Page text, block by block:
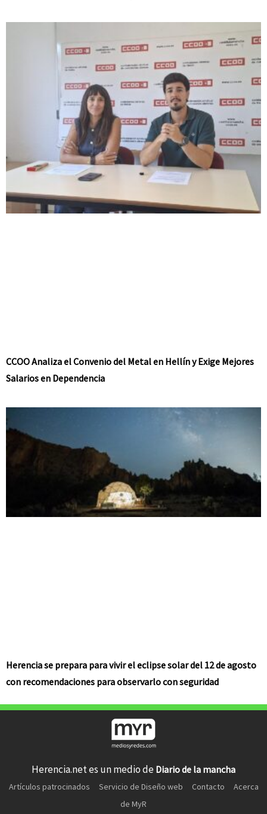
CCOO Analiza el Convenio del Metal en Hellín y Exige Mejores
Salarios en Dependencia
Herencia se prepara para vivir el eclipse solar del 12 de agosto
con recomendaciones para observarlo con seguridad
Herencia.net es un medio de Diario de la mancha
Artículos patrocinados Servicio de Diseño web Contacto
Acerca
de MyR